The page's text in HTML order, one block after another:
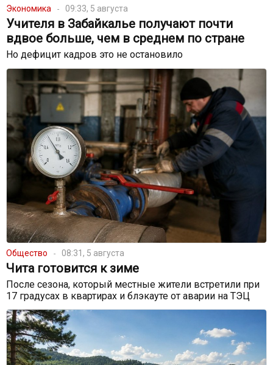
Экономика 09:33, 5 августа
Учителя в Забайкалье получают почти
вдвое больше, чем в среднем по стране
Но дефицит кадров это не остановило
Общество 08:31, 5 августа
Чита готовится к зиме
После сезона, который местные жители встретили при
17 градусах в квартирах и блэкауте от аварии на ТЭЦ